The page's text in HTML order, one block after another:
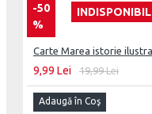
-50
%
INDISPONIBIL
9,99 Lei 19,99 Lei
Adaugă în Coş